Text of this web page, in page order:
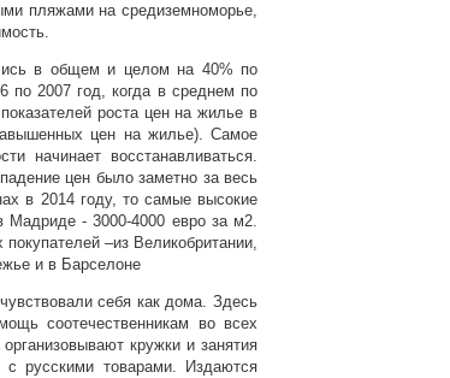
пляжами на средиземноморье,
в общем и целом на 40% по
по 2007 год, когда в среднем по
роста цен на жилье в
цен на жилье). Самое
начинает восстанавливаться.
цен было заметно за весь
в 2014 году, то самые высокие
Мадриде - 3000-4000 евро за м2.
–из Великобритании,
и в Барселоне
себя как дома. Здесь
соотечественникам во всех
кружки и занятия
русскими товарами. Издаются